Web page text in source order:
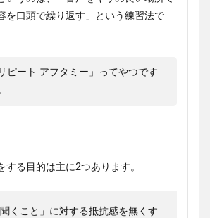
を口頭で繰り返す」という練習法で
リピート アフタミー」ってやつです
する目的は主に2つあります。
聞くこと」に対する抵抗感を無くす